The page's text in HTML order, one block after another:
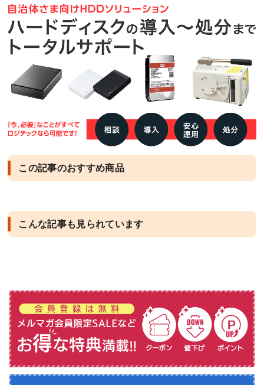
この記事のおすすめ商品
こんな記事も見られています